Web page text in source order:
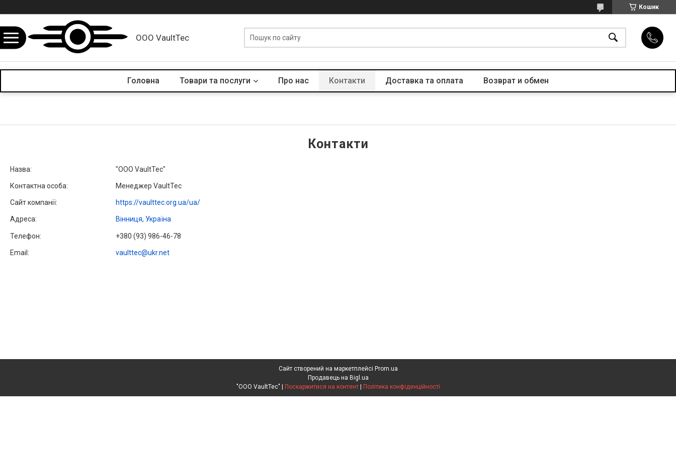
Кошик
ООО VaultTec
Головна Товари та послуги Про нас Контакти Доставка та оплата Возврат и обмен
Контакти
"ООО VaultTec"
Менеджер VaultTec
https://vaulttec.org.ua/ua/
Вінниця, Україна
+380 (93) 986-46-78
vaulttec@ukr.net
Сайт створений на маркетплейсі Prom.ua
Продавець на Bigl.ua
Поскаржитися на контент Політика конфіденційності